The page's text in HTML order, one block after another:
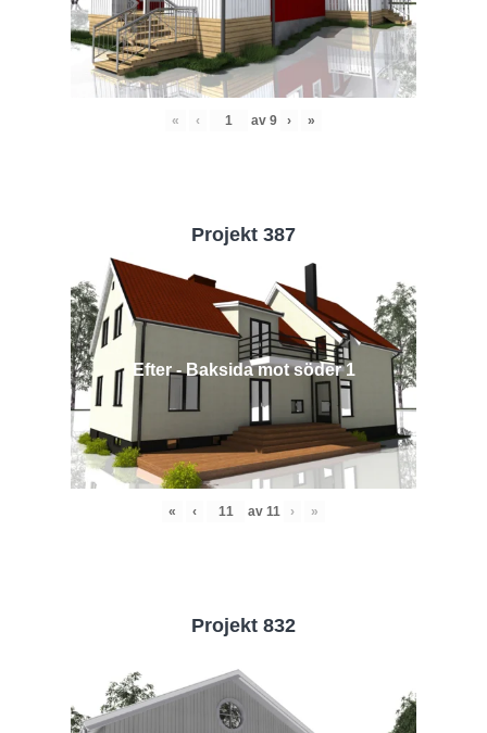
« ‹ av 9 › »
Projekt 387
Efter - Baksida mot söder 1
« ‹ av 11 › »
Projekt 832